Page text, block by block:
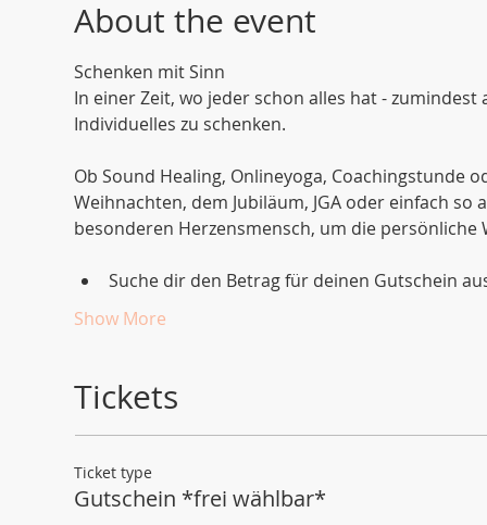
About the event
Schenken mit Sinn
In einer Zeit, wo jeder schon alles hat -
Individuelles zu schenken.
Ob Sound Healing, Onlineyoga, Coachingstunde
Weihnachten, dem Jubiläum, JGA oder einfach
besonderen Herzensmensch, um die
Suche dir den Betrag für deinen Gutschein
Show More
Tickets
Ticket type
Gutschein *frei wählbar*